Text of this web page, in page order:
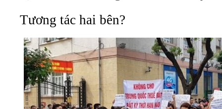
Tương tác hai bên?